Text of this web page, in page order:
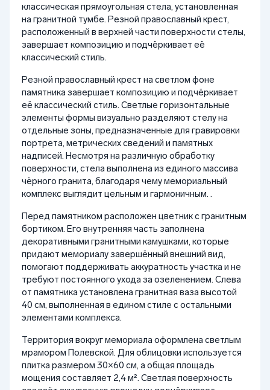
классическая прямоугольная стела, установленная
на гранитной тумбе. Резной православный крест,
расположенный в верхней части поверхности стелы,
завершает композицию и подчёркивает её
классический стиль.
Резной православный крест на светлом фоне
памятника завершает композицию и подчёркивает
её классический стиль. Светлые горизонтальные
элементы формы визуально разделяют стелу на
отдельные зоны, предназначенные для гравировки
портрета, метрических сведений и памятных
надписей. Несмотря на различную обработку
поверхности, стела выполнена из единого массива
чёрного гранита, благодаря чему мемориальный
комплекс выглядит цельным и гармоничным. .
Перед памятником расположен цветник с гранитным
бортиком. Его внутренняя часть заполнена
декоративными гранитными камушками, которые
придают мемориалу завершённый внешний вид,
помогают поддерживать аккуратность участка и не
требуют постоянного ухода за озеленением. Слева
от памятника установлена гранитная ваза высотой
40 см, выполненная в едином стиле с остальными
элементами комплекса.
Территория вокруг мемориала оформлена светлым
мрамором Полевской. Для облицовки используется
плитка размером 30×60 см, а общая площадь
мощения составляет 2,4 м². Светлая поверхность